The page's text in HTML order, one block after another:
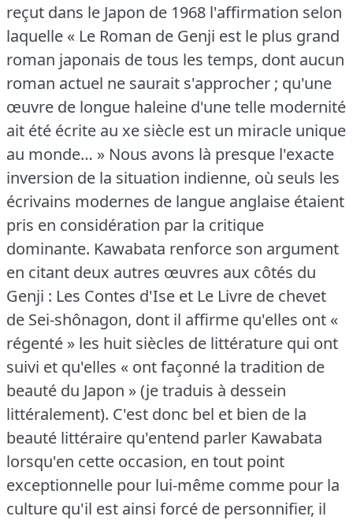
reçut dans le Japon de 1968 l'affirmation selon
laquelle « Le Roman de Genji est le plus grand
roman japonais de tous les temps, dont aucun
roman actuel ne saurait s'approcher ; qu'une
œuvre de longue haleine d'une telle modernité
ait été écrite au xe siècle est un miracle unique
au monde… » Nous avons là presque l'exacte
inversion de la situation indienne, où seuls les
écrivains modernes de langue anglaise étaient
pris en considération par la critique
dominante. Kawabata renforce son argument
en citant deux autres œuvres aux côtés du
Genji : Les Contes d'Ise et Le Livre de chevet
de Sei-shônagon, dont il affirme qu'elles ont «
régenté » les huit siècles de littérature qui ont
suivi et qu'elles « ont façonné la tradition de
beauté du Japon » (je traduis à dessein
littéralement). C'est donc bel et bien de la
beauté littéraire qu'entend parler Kawabata
lorsqu'en cette occasion, en tout point
exceptionnelle pour lui-même comme pour la
culture qu'il est ainsi forcé de personnifier, il